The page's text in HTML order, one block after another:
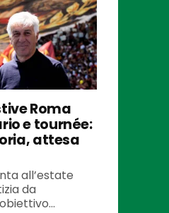
Roma
e tournée:
attesa
all’estate
da